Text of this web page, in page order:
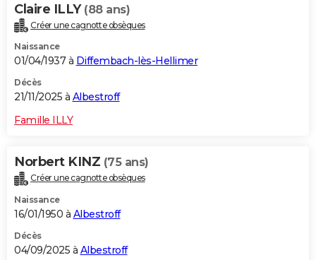
Claire ILLY (88 ans)
Créer une cagnotte obsèques
Naissance
01/04/1937 à Diffembach-lès-Hellimer
Décès
21/11/2025 à Albestroff
Famille ILLY
Norbert KINZ (75 ans)
Créer une cagnotte obsèques
Naissance
16/01/1950 à Albestroff
Décès
04/09/2025 à Albestroff